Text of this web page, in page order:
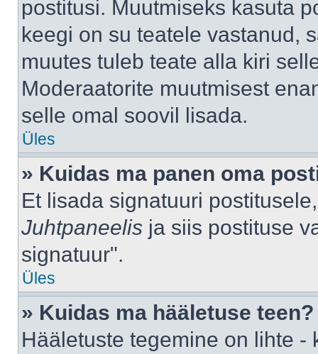
postitusi. Muutmiseks kasuta
keegi on su teatele vastanud,
muutes tuleb teate alla kiri
Moderaatorite muutmisest
selle omal soovil lisada.
Üles
» Kuidas ma panen oma
Et lisada signatuuri
Juhtpaneelis ja siis postituse
signatuur".
Üles
» Kuidas ma hääletuse teen?
Hääletuste tegemine on lihte